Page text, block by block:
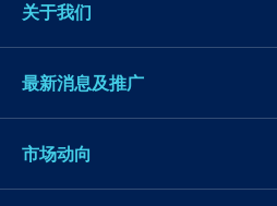
关于我们
最新消息及推广
市场动向